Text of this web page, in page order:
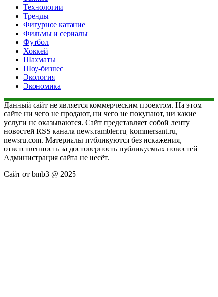
Технологии
Тренды
Фигурное катание
Фильмы и сериалы
Футбол
Хоккей
Шахматы
Шоу-бизнес
Экология
Экономика
Данный сайт не является коммерческим проектом. На этом
сайте ни чего не продают, ни чего не покупают, ни какие
услуги не оказываются. Сайт представляет собой ленту
новостей RSS канала news.rambler.ru, kommersant.ru,
newsru.com. Материалы публикуются без искажения,
ответственность за достоверность публикуемых новостей
Администрация сайта не несёт.
Сайт от bmb3 @ 2025